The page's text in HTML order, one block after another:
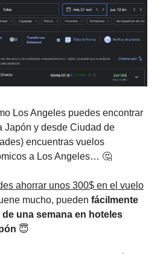
Los Angeles puedes encontrar
Japón y desde Ciudad de
encuentras vuelos
a Los Angeles… 🤔
ahorrar unos 300$ en el vuelo
mucho, pueden fácilmente
una semana en hoteles
😇